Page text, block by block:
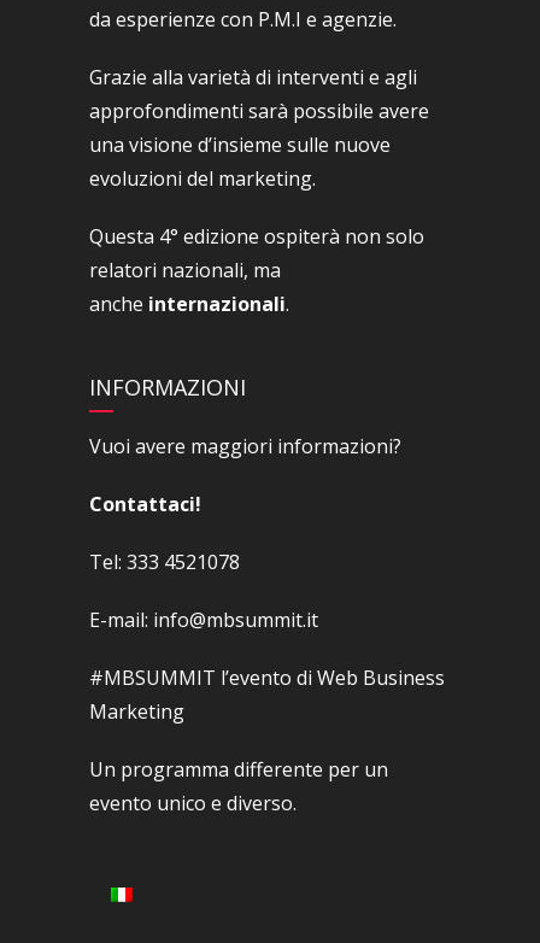
da esperienze con P.M.I e agenzie.
Grazie alla varietà di interventi e agli
approfondimenti sarà possibile avere
una visione d’insieme sulle nuove
evoluzioni del marketing.
Questa 4° edizione ospiterà non solo
relatori nazionali, ma
anche internazionali.
INFORMAZIONI
Vuoi avere maggiori informazioni?
Contattaci!
Tel: 333 4521078
E-mail: info@mbsummit.it
#MBSUMMIT l’evento di Web Business
Marketing
Un programma differente per un
evento unico e diverso.